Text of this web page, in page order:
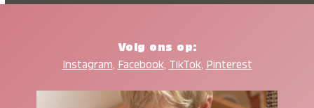
Volg ons op:
Instagram, Facebook, TikTok, Pinterest